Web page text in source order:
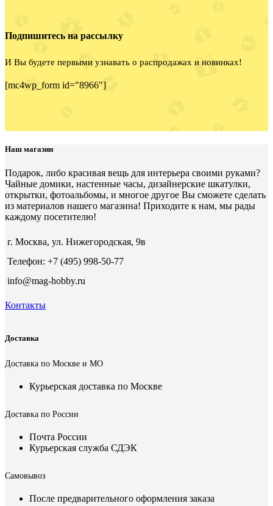
Подпишитесь на рассылку
И Вы будете первыми узнавать о распродажах и новинках!
[mc4wp_form id="8966"]
Наш магазин
Подарок, либо красивая вещь для интерьера своими руками?
Чайные домики, настенные часы, дизайнерские шкатулки,
открытки, фотоальбомы, и многое другое Вы сможете сделать
из материалов нашего магазина! Приходите к нам, мы рады
каждому посетителю!
г. Москва, ул. Нижегородская, 9в
Телефон: +7 (495) 998-50-77
info@mag-hobby.ru
Контакты
Доставка
Доставка по Москве и МО
Курьерская доставка по Москве
Доставка по России
Почта России
Курьерская служба СДЭК
Самовывоз
После предварительного оформления заказа